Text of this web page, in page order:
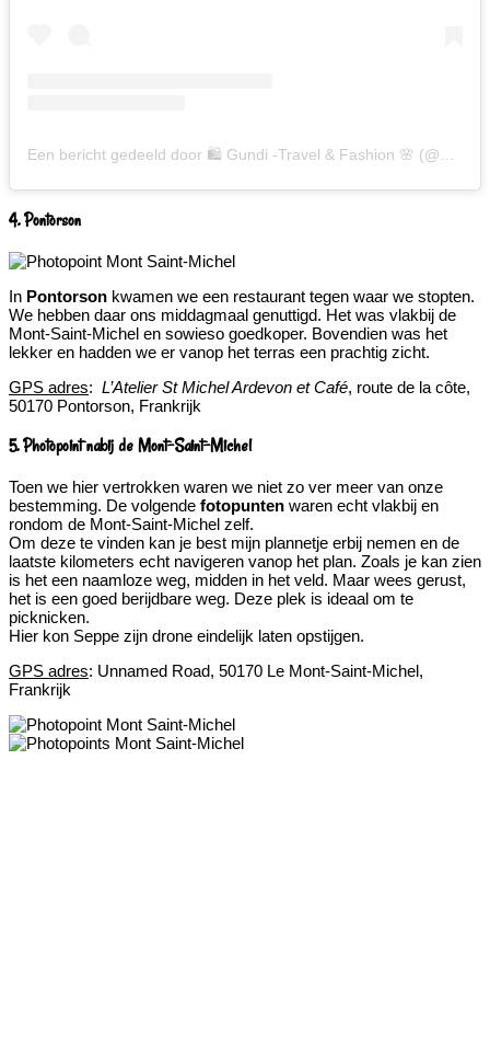
4. Pontorson
In Pontorson kwamen we een restaurant tegen waar we stopten.
We hebben daar ons middagmaal genuttigd. Het was vlakbij de
Mont-Saint-Michel en sowieso goedkoper. Bovendien was het
lekker en hadden we er vanop het terras een prachtig zicht.
GPS adres: L’Atelier St Michel Ardevon et Café, route de la côte,
50170 Pontorson, Frankrijk
5. Photopoint nabij de Mont-Saint-Michel
Toen we hier vertrokken waren we niet zo ver meer van onze
bestemming. De volgende fotopunten waren echt vlakbij en
rondom de Mont-Saint-Michel zelf.
Om deze te vinden kan je best mijn plannetje erbij nemen en de
laatste kilometers echt navigeren vanop het plan. Zoals je kan zien
is het een naamloze weg, midden in het veld. Maar wees gerust,
het is een goed berijdbare weg. Deze plek is ideaal om te
picknicken.
Hier kon Seppe zijn drone eindelijk laten opstijgen.
GPS adres: Unnamed Road, 50170 Le Mont-Saint-Michel,
Frankrijk